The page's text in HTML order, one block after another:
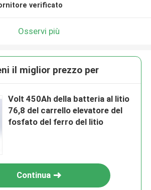
verificato
Osservi più
il miglior prezzo per
Volt 450Ah della batteria al litio
76,8 del carrello elevatore del
fosfato del ferro del litio
Continua